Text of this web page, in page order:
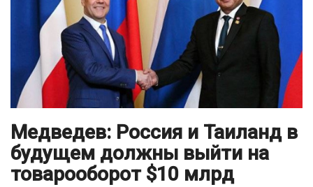
Медведев: Россия и Таиланд в
будущем должны выйти на
товарооборот $10 млрд